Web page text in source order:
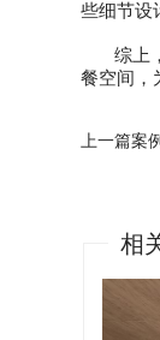
些细节设
综上
餐空间，
上一篇案
相